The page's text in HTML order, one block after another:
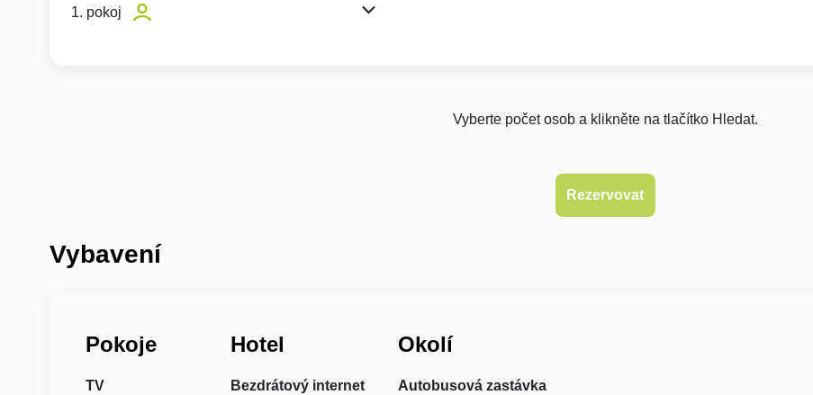
1. pokoj
Vyberte počet osob a klikněte na tlačítko Hledat.
Vybavení
Pokoje
TV
Hotel
Bezdrátový internet
Okolí
Autobusová zastávka